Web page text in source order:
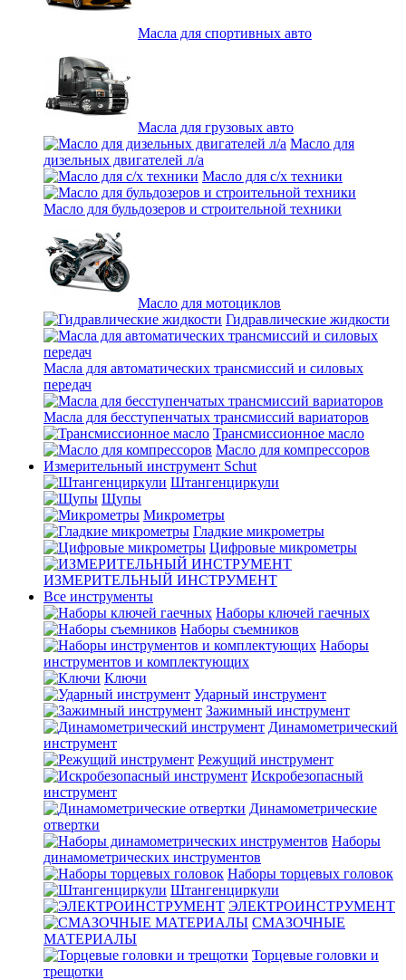
Масла для спортивных авто
Масла для грузовых авто
Масло для
дизельных двигателей л/а
Масло для с/х техники
Масло для бульдозеров и строительной техники
Масло для мотоциклов
Гидравлические жидкости
Масла для автоматических трансмиссий и силовых
передач
Масла для бесступенчатых трансмиссий вариаторов
Трансмиссионное масло
Масло для компрессоров
Измерительный инструмент Schut
Штангенциркули
Щупы
Микрометры
Гладкие микрометры
Цифровые микрометры
ИЗМЕРИТЕЛЬНЫЙ ИНСТРУМЕНТ
Все инструменты
Наборы ключей гаечных
Наборы съемников
Наборы
инструментов и комплектующих
Ключи
Ударный инструмент
Зажимный инструмент
Динамометрический
инструмент
Режущий инструмент
Искробезопасный
инструмент
Динамометрические
отвертки
Наборы
динамометрических инструментов
Наборы торцевых головок
Штангенциркули
ЭЛЕКТРОИНСТРУМЕНТ
СМАЗОЧНЫЕ
МАТЕРИАЛЫ
Торцевые головки и
трещотки